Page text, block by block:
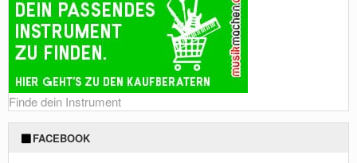
Finde dein Instrument
FACEBOOK